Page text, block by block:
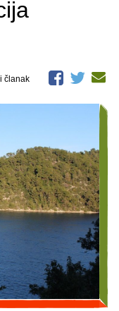
članak